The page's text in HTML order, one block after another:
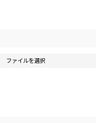
ファイルを選択